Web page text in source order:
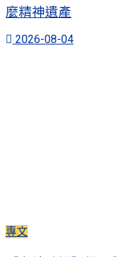
麼精神遺產
2026-08-04
專文